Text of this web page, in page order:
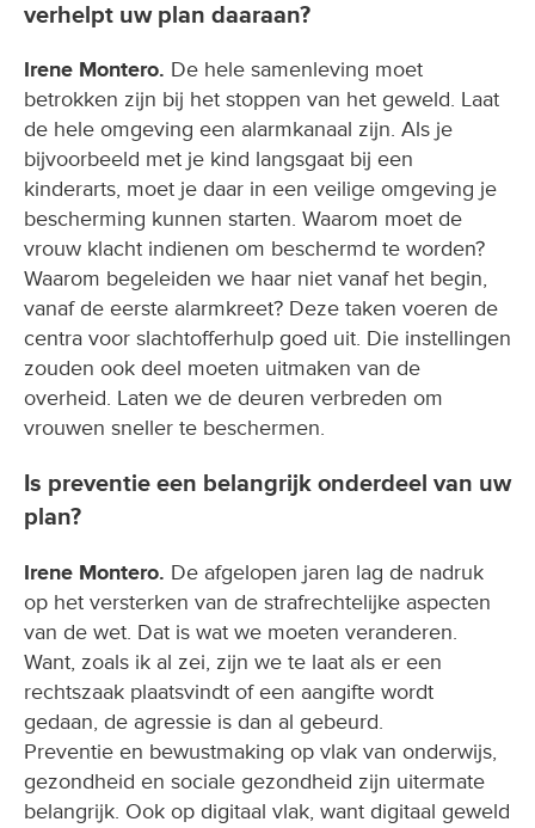
verhelpt uw plan daaraan?
Irene Montero. De hele samenleving moet
betrokken zijn bij het stoppen van het geweld. Laat
de hele omgeving een alarmkanaal zijn. Als je
bijvoorbeeld met je kind langsgaat bij een
kinderarts, moet je daar in een veilige omgeving je
bescherming kunnen starten. Waarom moet de
vrouw klacht indienen om beschermd te worden?
Waarom begeleiden we haar niet vanaf het begin,
vanaf de eerste alarmkreet? Deze taken voeren de
centra voor slachtofferhulp goed uit. Die instellingen
zouden ook deel moeten uitmaken van de
overheid. Laten we de deuren verbreden om
vrouwen sneller te beschermen.
Is preventie een belangrijk onderdeel van uw
plan?
Irene Montero. De afgelopen jaren lag de nadruk
op het versterken van de strafrechtelijke aspecten
van de wet. Dat is wat we moeten veranderen.
Want, zoals ik al zei, zijn we te laat als er een
rechtszaak plaatsvindt of een aangifte wordt
gedaan, de agressie is dan al gebeurd.
Preventie en bewustmaking op vlak van onderwijs,
gezondheid en sociale gezondheid zijn uitermate
belangrijk. Ook op digitaal vlak, want digitaal geweld